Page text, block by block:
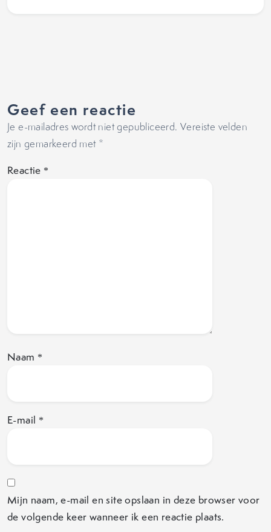
Geef een reactie
Je e-mailadres wordt niet gepubliceerd. Vereiste velden
zijn gemarkeerd met *
Reactie *
Naam *
E-mail *
Mijn naam, e-mail en site opslaan in deze browser voor
de volgende keer wanneer ik een reactie plaats.